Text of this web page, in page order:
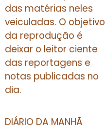
das matérias neles
veiculadas. O objetivo
da reprodução é
deixar o leitor ciente
das reportagens e
notas publicadas no
dia.
DIÁRIO DA MANHÃ